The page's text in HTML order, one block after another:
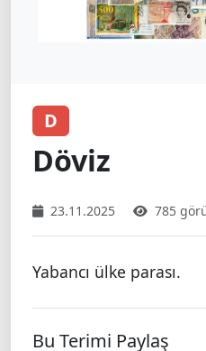
D
Döviz
23.11.2025 785
Yabancı ülke parası.
Bu Terimi Paylaş